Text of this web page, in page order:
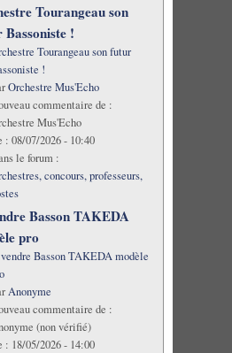
Tourangeau son
!
Tourangeau son futur
!
Orchestre Mus'Echo
commentaire de :
Mus'Echo
: 08/07/2026 - 10:40
le forum :
concours, professeurs,
Basson TAKEDA
pro
Basson TAKEDA modèle
Anonyme
commentaire de :
(non vérifié)
: 18/05/2026 - 14:00